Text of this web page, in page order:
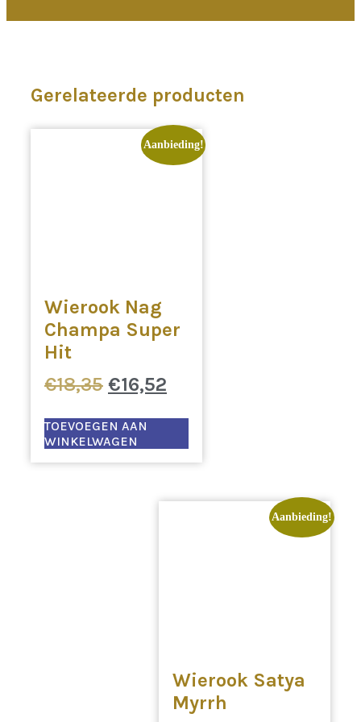
Gerelateerde producten
Aanbieding!
Wierook Nag
Champa Super
Hit
€18,35 Oorspronkelijke
was:
€18,35.
€16,52
€16,52.
TOEVOEGEN AAN
WINKELWAGEN
Aanbieding!
Wierook Satya
Myrrh